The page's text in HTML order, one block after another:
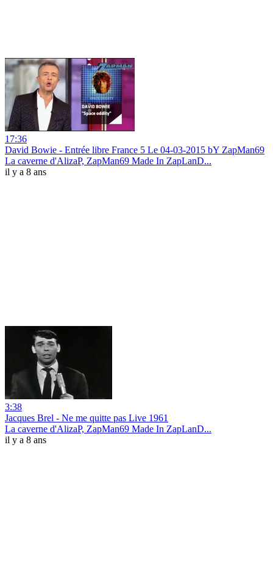
17:36
David Bowie - Entrée libre France 5 Le 04-03-2015 bY ZapMan69
La caverne d'AlizaP, ZapMan69 Made In ZapLanD...
il y a 8 ans
3:38
Jacques Brel - Ne me quitte pas Live 1961
La caverne d'AlizaP, ZapMan69 Made In ZapLanD...
il y a 8 ans